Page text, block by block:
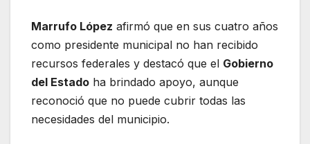
Marrufo López afirmó que en sus cuatro años
como presidente municipal no han recibido
recursos federales y destacó que el Gobierno
del Estado ha brindado apoyo, aunque
reconoció que no puede cubrir todas las
necesidades del municipio.